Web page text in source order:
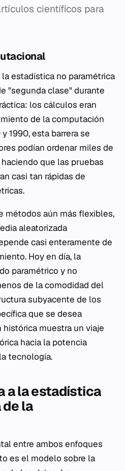
científicos para
estadística no paramétrica
"segunda clase" durante
los cálculos eran
de la computación
1990, esta barrera se
podían ordenar miles de
que las pruebas
casi tan rápidas de
métodos aún más flexibles,
aleatorizada
casi enteramente de
Hoy en día, la
paramétrico y no
de la comodidad del
subyacente de los
que se desea
muestra un viaje
hacia la potencia
tecnología.
a la estadística
la
entre ambos enfoques
es el modelo sobre la